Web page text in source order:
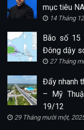
mục tiêu
14 Tháng
Bão số
Đông dậy
27 Tháng
Đẩy nhanh
– Mỹ
19/12
29 Tháng mười một,